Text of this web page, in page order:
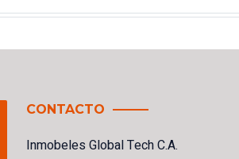
CONTACTO
Inmobeles Global Tech C.A.